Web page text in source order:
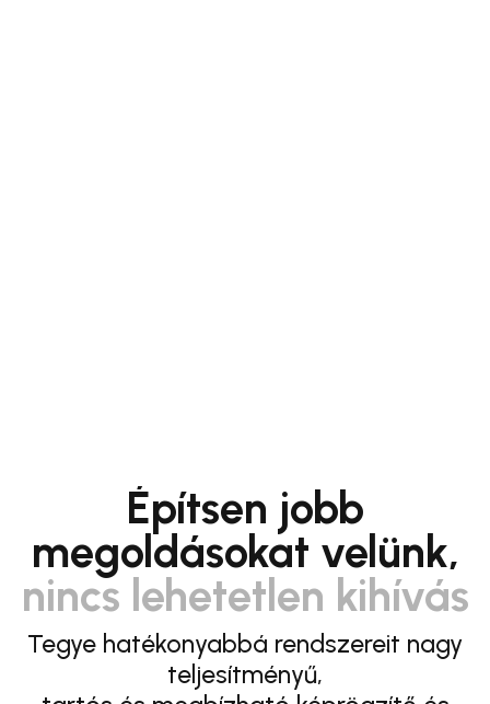
Építsen jobb
megoldásokat velünk,
nincs lehetetlen kihívás
Tegye hatékonyabbá rendszereit nagy
teljesítményű,